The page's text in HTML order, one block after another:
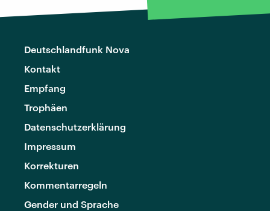
Deutschlandfunk Nova
Kontakt
Empfang
Trophäen
Datenschutzerklärung
Impressum
Korrekturen
Kommentarregeln
Gender und Sprache